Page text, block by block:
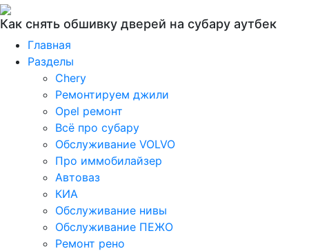
Как снять обшивку дверей на субару аутбек
Главная
Разделы
Chery
Ремонтируем джили
Opel ремонт
Всё про субару
Обслуживание VOLVO
Про иммобилайзер
Автоваз
КИА
Обслуживание нивы
Обслуживание ПЕЖО
Ремонт рено